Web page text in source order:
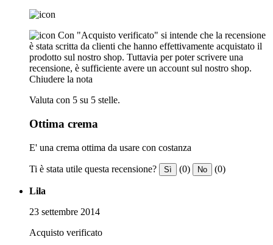
Con "Acquisto verificato" si intende che la recensione
è stata scritta da clienti che hanno effettivamente acquistato il
prodotto sul nostro shop. Tuttavia per poter scrivere una
recensione, è sufficiente avere un account sul nostro shop.
Chiudere la nota
Valuta con 5 su 5 stelle.
Ottima crema
E' una crema ottima da usare con costanza
Ti è stata utile questa recensione? Sì (0) No (0)
Lila
23 settembre 2014
Acquisto verificato